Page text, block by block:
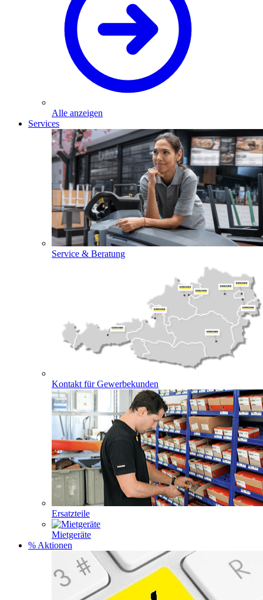
Alle anzeigen
Services
Service & Beratung
Kontakt für Gewerbekunden
Ersatzteile
Mietgeräte
% Aktionen